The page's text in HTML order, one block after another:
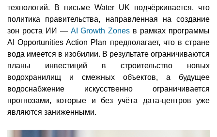
технологий. В письме Water UK подчёркивается, что
политика правительства, направленная на создание
зон роста ИИ — AI Growth Zones в рамках программы
AI Opportunities Action Plan предполагает, что в стране
вода имеется в изобилии. В результате ограничиваются
планы инвестиций в строительство новых
водохранилищ и смежных объектов, а будущее
водоснабжение искусственно ограничивается
прогнозами, которые и без учёта дата-центров уже
являются заниженными.